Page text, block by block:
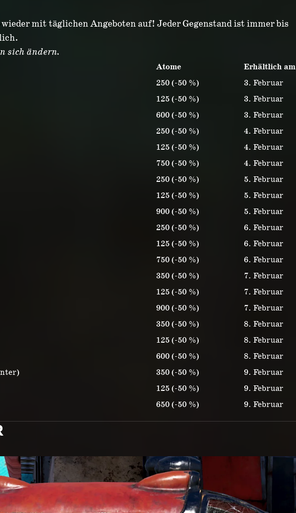
mit täglichen Angeboten auf! Jeder Gegenstand ist immer bis
sich ändern.
Atome
Erhältlich am
250 (-50 %)
3. Februar
125 (-50 %)
3. Februar
600 (-50 %)
3. Februar
250 (-50 %)
4. Februar
125 (-50 %)
4. Februar
750 (-50 %)
4. Februar
250 (-50 %)
5. Februar
125 (-50 %)
5. Februar
900 (-50 %)
5. Februar
250 (-50 %)
6. Februar
125 (-50 %)
6. Februar
750 (-50 %)
6. Februar
350 (-50 %)
7. Februar
125 (-50 %)
7. Februar
900 (-50 %)
7. Februar
350 (-50 %)
8. Februar
125 (-50 %)
8. Februar
600 (-50 %)
8. Februar
350 (-50 %)
9. Februar
125 (-50 %)
9. Februar
650 (-50 %) 9. Februar